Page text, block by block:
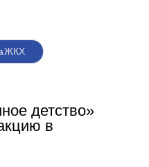
детство»
в